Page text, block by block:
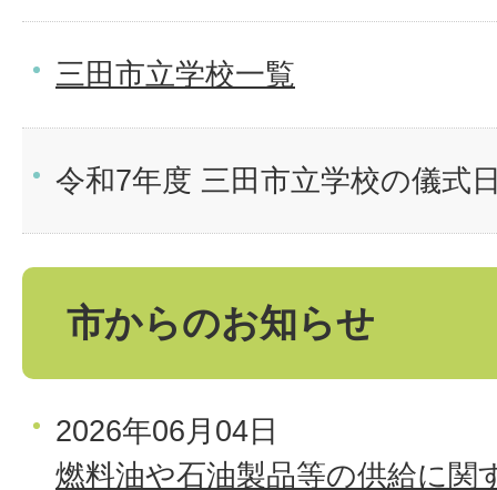
三田市立学校一覧
令和7年度 三田市立学校の儀式
市からのお知らせ
2026年06月04日
燃料油や石油製品等の供給に関